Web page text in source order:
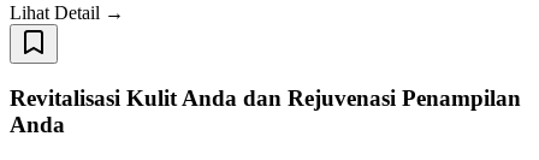
Lihat Detail →
Revitalisasi Kulit Anda dan Rejuvenasi Penampilan
Anda